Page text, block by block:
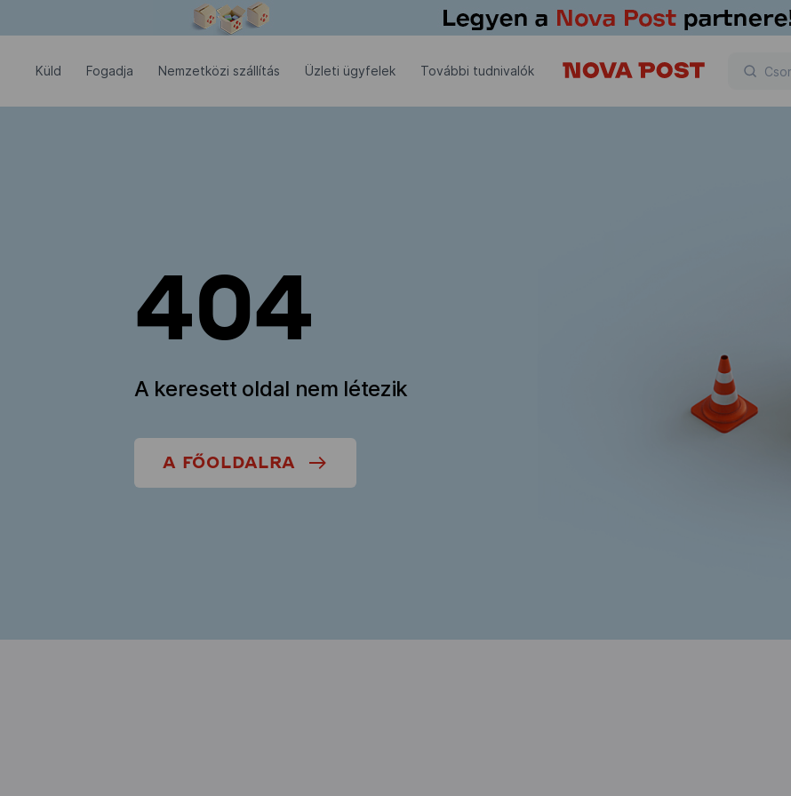
Küld Fogadja Nemzetközi szállítás Üzleti ügyfelek További tudnivalók
404
A keresett oldal nem létezik
A FŐOLDALRA